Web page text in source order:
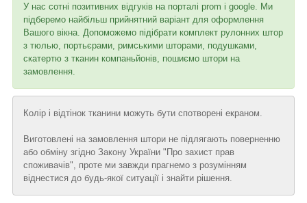
У нас сотні позитивних відгуків на порталі prom і google. Ми
підберемо найбільш прийнятний варіант для оформлення
Вашого вікна. Допоможемо підібрати комплект рулонних штор
з тюлью, портьєрами, римськими шторами, подушками,
скатертю з тканин компаньйонів, пошиємо штори на
замовлення.
Колір і відтінок тканини можуть бути спотворені екраном.
Виготовлені на замовлення штори не підлягають поверненню
або обміну згідно Закону України "Про захист прав
споживачів", проте ми завжди прагнемо з розумінням
віднестися до будь-якої ситуації і знайти рішення.